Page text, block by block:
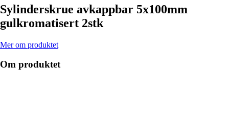
Sylinderskrue avkappbar 5x100mm
gulkromatisert 2stk
Mer om produktet
Om produktet